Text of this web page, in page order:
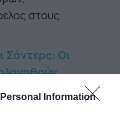
Information
στους
Σάντερς: Oι
του, ο Mamdani